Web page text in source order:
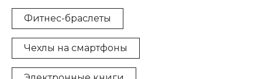
Фитнес-браслеты
Чехлы на смартфоны